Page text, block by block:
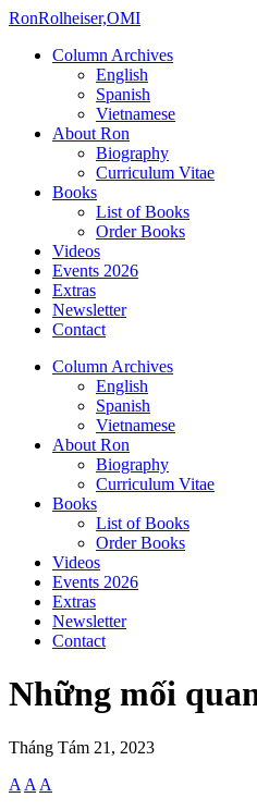
RonRolheiser,OMI
Column Archives
English
Spanish
Vietnamese
About Ron
Biography
Curriculum Vitae
Books
List of Books
Order Books
Videos
Events 2026
Extras
Newsletter
Contact
Column Archives
English
Spanish
Vietnamese
About Ron
Biography
Curriculum Vitae
Books
List of Books
Order Books
Videos
Events 2026
Extras
Newsletter
Contact
Những mối
Tháng Tám 21, 2023
A A A